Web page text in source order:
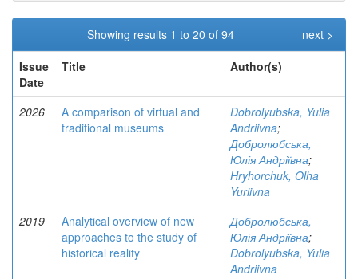
Showing results 1 to 20 of 94
next >
Issue
Date
Title Author(s)
2026
A comparison of virtual and
traditional museums
Dobrolyubska, Yulia
Andriivna;
Добролюбська,
Юлія Андріївна;
Hryhorchuk, Olha
Yuriivna
2019
Analytical overview of new
approaches to the study of
historical reality
Добролюбська,
Юлія Андріївна;
Dobrolyubska, Yulia
Andriivna